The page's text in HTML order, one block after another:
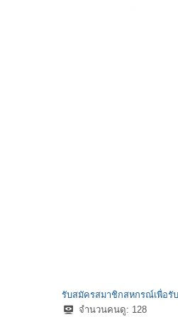
รับสมัครสมาชิกสหกรณ์เพื่อรั
จำนวนคนดู: 128